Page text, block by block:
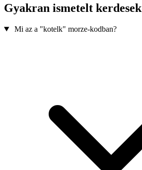
Gyakran ismetelt kerdesek
Mi az a "kotelk" morze-kodban?